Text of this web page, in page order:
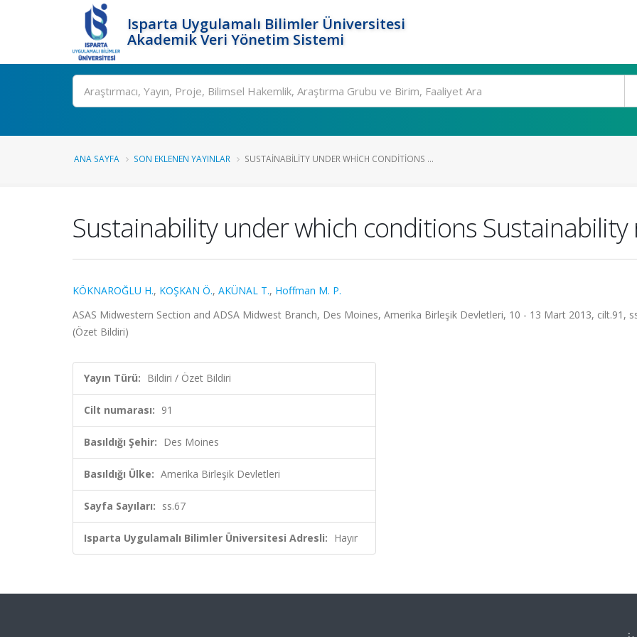
Isparta Uygulamalı Bilimler Üniversitesi
Akademik Veri Yönetim Sistemi
Ara
ANA SAYFA SON EKLENEN YAYINLAR SUSTAINABILITY UNDER WHICH CONDITIONS ...
Sustainability under which conditions Sustainability
KÖKNAROĞLU H., KOŞKAN Ö., AKÜNAL T., Hoffman M. P.
ASAS Midwestern Section and ADSA Midwest Branch, Des Moines, Amerika Birleşik Devletleri, 10 - 13 Mart 2013, cilt.91,
(Özet Bildiri)
Yayın Türü: Bildiri / Özet Bildiri
Cilt numarası: 91
Basıldığı Şehir: Des Moines
Basıldığı Ülke: Amerika Birleşik Devletleri
Sayfa Sayıları: ss.67
Isparta Uygulamalı Bilimler Üniversitesi Adresli: Hayır